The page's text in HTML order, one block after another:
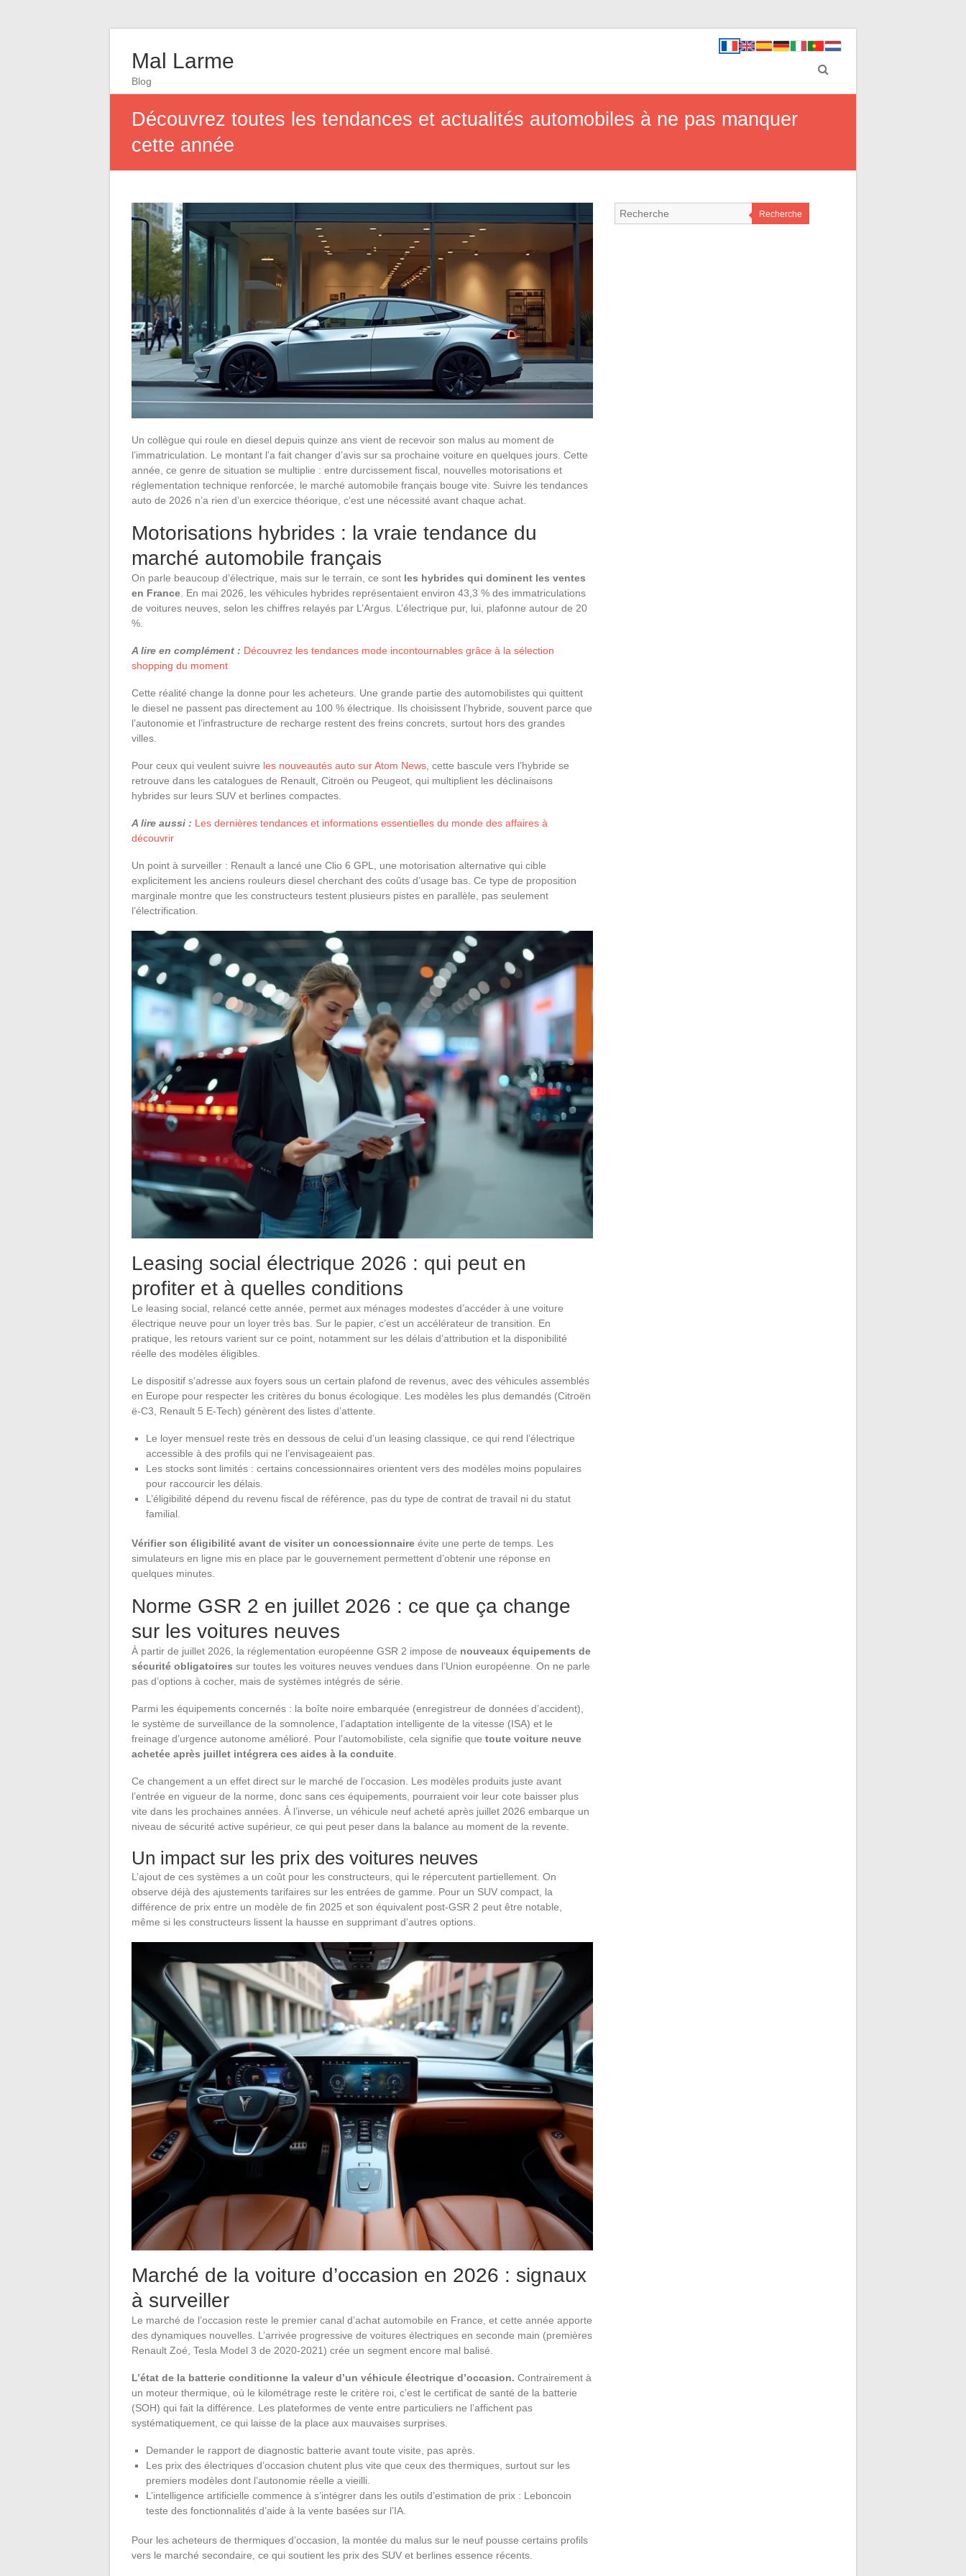
Mal Larme
Blog
Découvrez toutes les tendances et actualités automobiles à ne pas manquer
cette année
Un collègue qui roule en diesel depuis quinze ans vient de recevoir son malus au moment de
l’immatriculation. Le montant l’a fait changer d’avis sur sa prochaine voiture en quelques jours. Cette
année, ce genre de situation se multiplie : entre durcissement fiscal, nouvelles motorisations et
réglementation technique renforcée, le marché automobile français bouge vite. Suivre les tendances
auto de 2026 n’a rien d’un exercice théorique, c’est une nécessité avant chaque achat.
Motorisations hybrides : la vraie tendance du
marché automobile français
On parle beaucoup d’électrique, mais sur le terrain, ce sont les hybrides qui dominent les ventes
en France . En mai 2026, les véhicules hybrides représentaient environ 43,3 % des immatriculations
de voitures neuves, selon les chiffres relayés par L’Argus. L’électrique pur, lui, plafonne autour de 20
%.
A lire en complément : Découvrez les tendances mode incontournables grâce à la sélection
shopping du moment
Cette réalité change la donne pour les acheteurs. Une grande partie des automobilistes qui quittent
le diesel ne passent pas directement au 100 % électrique. Ils choisissent l’hybride, souvent parce que
l’autonomie et l’infrastructure de recharge restent des freins concrets, surtout hors des grandes
villes.
Pour ceux qui veulent suivre les nouveautés auto sur Atom News , cette bascule vers l’hybride se
retrouve dans les catalogues de Renault, Citroën ou Peugeot, qui multiplient les déclinaisons
hybrides sur leurs SUV et berlines compactes.
A lire aussi : Les dernières tendances et informations essentielles du monde des affaires à
découvrir
Un point à surveiller : Renault a lancé une Clio 6 GPL, une motorisation alternative qui cible
explicitement les anciens rouleurs diesel cherchant des coûts d’usage bas. Ce type de proposition
marginale montre que les constructeurs testent plusieurs pistes en parallèle, pas seulement
l’électrification.
Leasing social électrique 2026 : qui peut en
profiter et à quelles conditions
Le leasing social, relancé cette année, permet aux ménages modestes d’accéder à une voiture
électrique neuve pour un loyer très bas. Sur le papier, c’est un accélérateur de transition. En
pratique, les retours varient sur ce point, notamment sur les délais d’attribution et la disponibilité
réelle des modèles éligibles.
Le dispositif s’adresse aux foyers sous un certain plafond de revenus, avec des véhicules assemblés
en Europe pour respecter les critères du bonus écologique. Les modèles les plus demandés (Citroën
ë-C3, Renault 5 E-Tech) génèrent des listes d’attente.
Le loyer mensuel reste très en dessous de celui d’un leasing classique, ce qui rend l’électrique
accessible à des profils qui ne l’envisageaient pas.
Les stocks sont limités : certains concessionnaires orientent vers des modèles moins populaires
pour raccourcir les délais.
L’éligibilité dépend du revenu fiscal de référence, pas du type de contrat de travail ni du statut
familial.
Vérifier son éligibilité avant de visiter un concessionnaire évite une perte de temps. Les
simulateurs en ligne mis en place par le gouvernement permettent d’obtenir une réponse en
quelques minutes.
Norme GSR 2 en juillet 2026 : ce que ça change
sur les voitures neuves
À partir de juillet 2026, la réglementation européenne GSR 2 impose de nouveaux équipements de
sécurité obligatoires sur toutes les voitures neuves vendues dans l’Union européenne. On ne parle
pas d’options à cocher, mais de systèmes intégrés de série.
Parmi les équipements concernés : la boîte noire embarquée (enregistreur de données d’accident),
le système de surveillance de la somnolence, l’adaptation intelligente de la vitesse (ISA) et le
freinage d’urgence autonome amélioré. Pour l’automobiliste, cela signifie que toute voiture neuve
achetée après juillet intégrera ces aides à la conduite.
Ce changement a un effet direct sur le marché de l’occasion. Les modèles produits juste avant
l’entrée en vigueur de la norme, donc sans ces équipements, pourraient voir leur cote baisser plus
vite dans les prochaines années. À l’inverse, un véhicule neuf acheté après juillet 2026 embarque un
niveau de sécurité active supérieur, ce qui peut peser dans la balance au moment de la revente.
Un impact sur les prix des voitures neuves
L’ajout de ces systèmes a un coût pour les constructeurs, qui le répercutent partiellement. On
observe déjà des ajustements tarifaires sur les entrées de gamme. Pour un SUV compact, la
différence de prix entre un modèle de fin 2025 et son équivalent post-GSR 2 peut être notable,
même si les constructeurs lissent la hausse en supprimant d’autres options.
Marché de la voiture d’occasion en 2026 : signaux
à surveiller
Le marché de l’occasion reste le premier canal d’achat automobile en France, et cette année apporte
des dynamiques nouvelles. L’arrivée progressive de voitures électriques en seconde main (premières
Renault Zoé, Tesla Model 3 de 2020-2021) crée un segment encore mal balisé.
L’état de la batterie conditionne la valeur d’un véhicule électrique d’occasion. Contrairement à
un moteur thermique, où le kilométrage reste le critère roi, c’est le certificat de santé de la batterie
(SOH) qui fait la différence. Les plateformes de vente entre particuliers ne l’affichent pas
systématiquement, ce qui laisse de la place aux mauvaises surprises.
Demander le rapport de diagnostic batterie avant toute visite, pas après.
Les prix des électriques d’occasion chutent plus vite que ceux des thermiques, surtout sur les
premiers modèles dont l’autonomie réelle a vieilli.
L’intelligence artificielle commence à s’intégrer dans les outils d’estimation de prix : Leboncoin
teste des fonctionnalités d’aide à la vente basées sur l’IA.
Pour les acheteurs de thermiques d’occasion, la montée du malus sur le neuf pousse certains profils
vers le marché secondaire, ce qui soutient les prix des SUV et berlines essence récents.
Recherche